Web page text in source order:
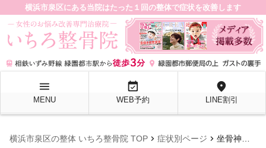
横浜市泉区にある当院はたった１回の整体で症状を改善します
menu
MENU
event_available
WEB予約
location_on
LINE割引
横浜市泉区の整体 いちろ整骨院 TOP chevron_right 症状別ページ chevron_right 坐骨神経痛